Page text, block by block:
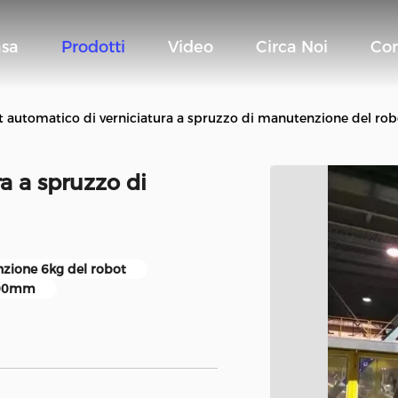
Prodotti Video Circa Noi
automatico di verniciatura a spruzzo di manutenzione del
a spruzzo di
6kg del robot